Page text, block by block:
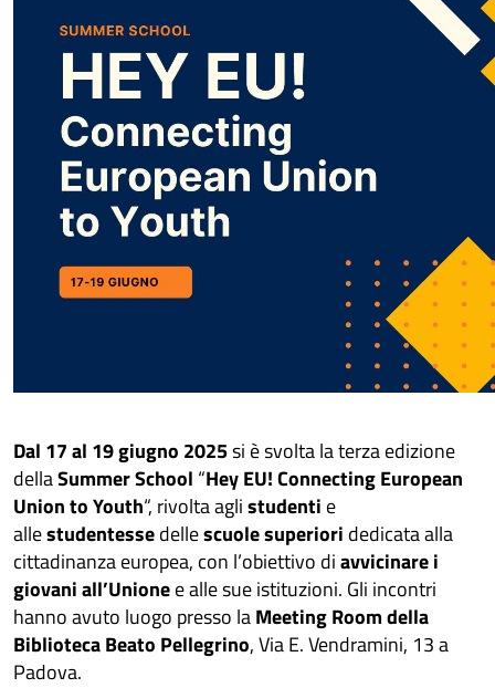
Whatsapp
Dal 17 al 19 giugno 2025si è svolta la terza edizione
dellaSummer School “Hey EU! Connecting European
Union to Youth“, rivolta aglistudenti e
allestudentessedellescuole superiori dedicata alla
cittadinanza europea, con l’obiettivo diavvicinare i
giovani all’Unionee alle sue istituzioni. Gli incontri
hanno avuto luogo presso laMeeting Room della
Biblioteca Beato Pellegrino, Via E. Vendramini, 13 a
Padova.